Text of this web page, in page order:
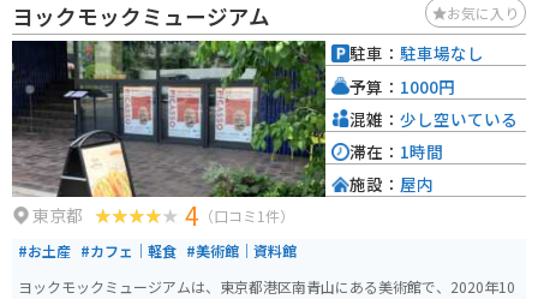
ヨックモックミュージアム お気に入り
東京都 4 （口コミ1件）
#お土産 #カフェ｜軽食 #美術館｜資料館
ヨックモックミュージアムは、東京都港区南青山にある美術館で、2020年10
駐車： 駐車場なし
予算： 1000円
混雑： 少し空いている
滞在： 1時間
施設： 屋内